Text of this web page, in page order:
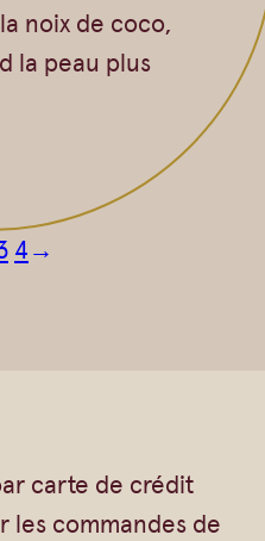
noix de coco,
la peau plus
4→
carte de crédit
les commandes de